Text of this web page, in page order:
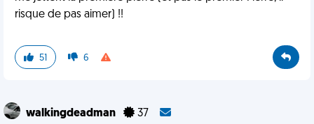
risque de pas aimer) !!
51 6
walkingdeadman 37